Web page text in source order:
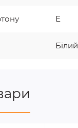
Е
Білий